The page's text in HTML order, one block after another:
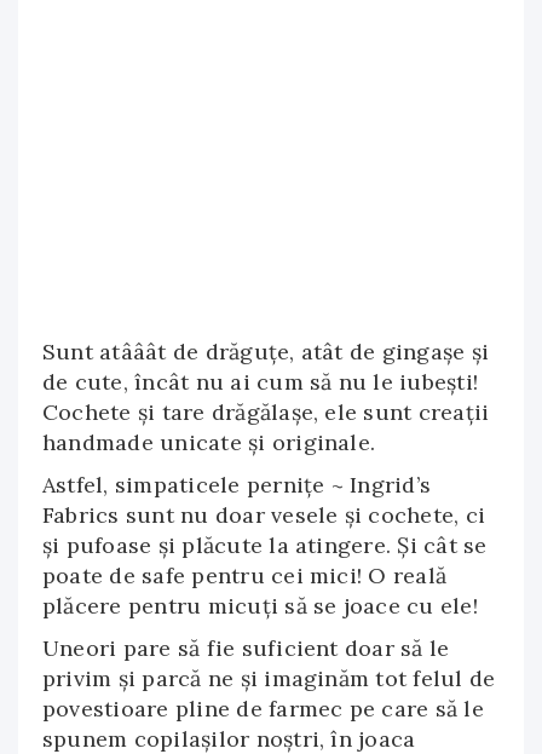
Sunt atââât de drăguțe, atât de gingașe și
de cute, încât nu ai cum să nu le iubești!
Cochete și tare drăgălașe, ele sunt creații
handmade unicate și originale.
Astfel, simpaticele pernițe ~ Ingrid’s
Fabrics sunt nu doar vesele și cochete, ci
și pufoase și plăcute la atingere. Și cât se
poate de safe pentru cei mici! O reală
plăcere pentru micuți să se joace cu ele!
Uneori pare să fie suficient doar să le
privim și parcă ne și imaginăm tot felul de
povestioare pline de farmec pe care să le
spunem copilașilor noştri, în joaca